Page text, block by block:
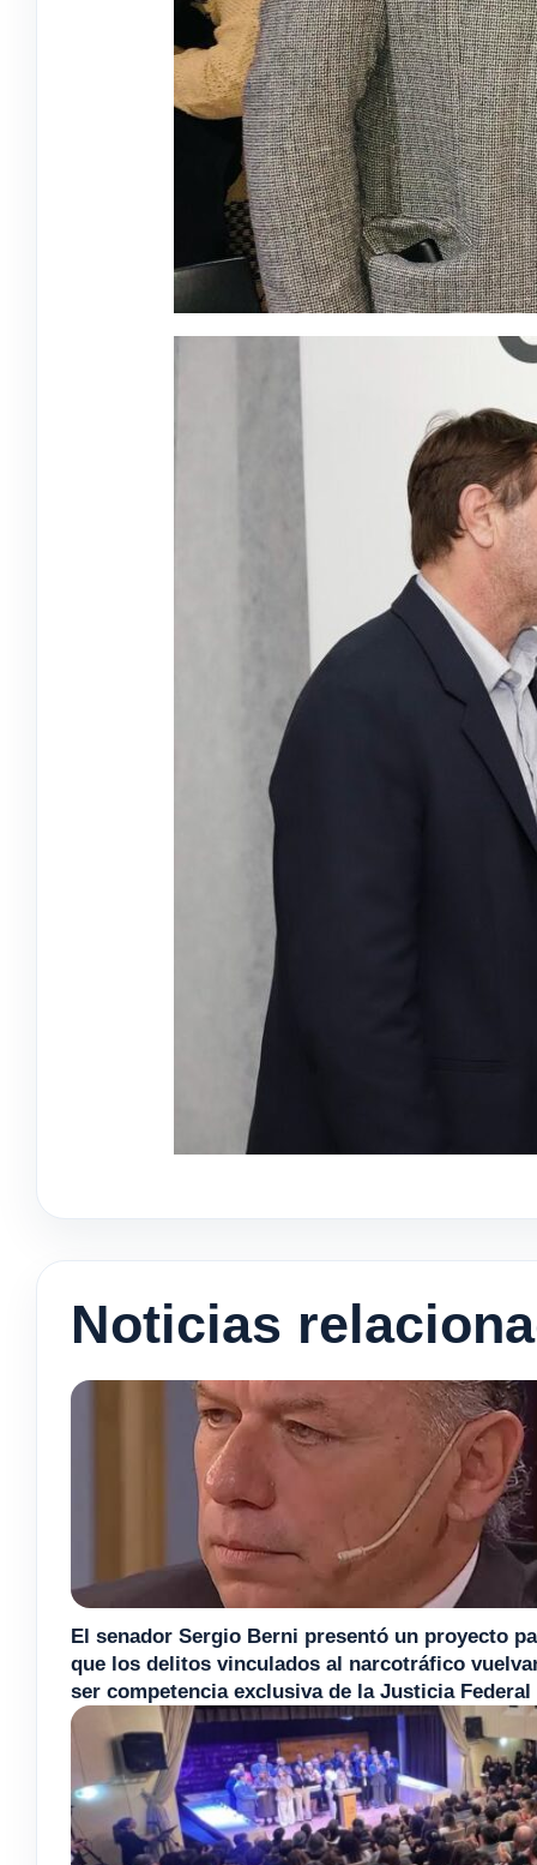
Noticias
El senador Sergio Berni presentó un proyecto
que los delitos vinculados al narcotráfico
ser competencia exclusiva de la Justicia Federal